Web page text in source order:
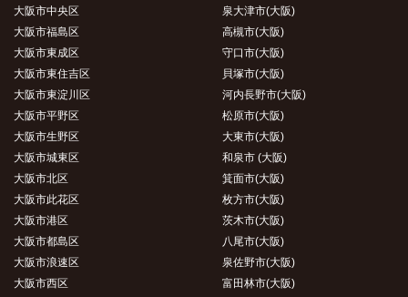
大阪市中央区
大阪市福島区
大阪市東成区
大阪市東住吉区
大阪市東淀川区
大阪市平野区
大阪市生野区
大阪市城東区
大阪市北区
大阪市此花区
大阪市港区
大阪市都島区
大阪市浪速区
大阪市西区
泉大津市(大阪)
高槻市(大阪)
守口市(大阪)
貝塚市(大阪)
河内長野市(大阪)
松原市(大阪)
大東市(大阪)
和泉市 (大阪)
箕面市(大阪)
枚方市(大阪)
茨木市(大阪)
八尾市(大阪)
泉佐野市(大阪)
富田林市(大阪)